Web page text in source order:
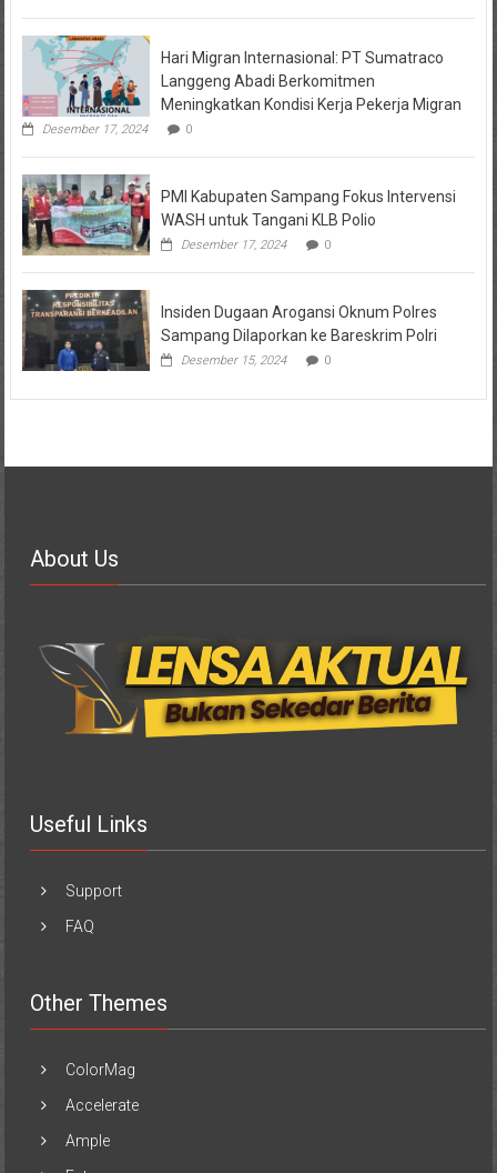
Hari Migran Internasional: PT Sumatraco
Langgeng Abadi Berkomitmen
Meningkatkan Kondisi Kerja Pekerja Migran
Desember 17, 2024 0
PMI Kabupaten Sampang Fokus Intervensi
WASH untuk Tangani KLB Polio
Desember 17, 2024 0
Insiden Dugaan Arogansi Oknum Polres
Sampang Dilaporkan ke Bareskrim Polri
Desember 15, 2024 0
About Us
Useful Links
Support
FAQ
Other Themes
ColorMag
Accelerate
Ample